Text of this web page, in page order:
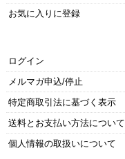
お気に入りに登録
ログイン
メルマガ申込/停止
特定商取引法に基づく表示
送料とお支払い方法について
個人情報の取扱いについて